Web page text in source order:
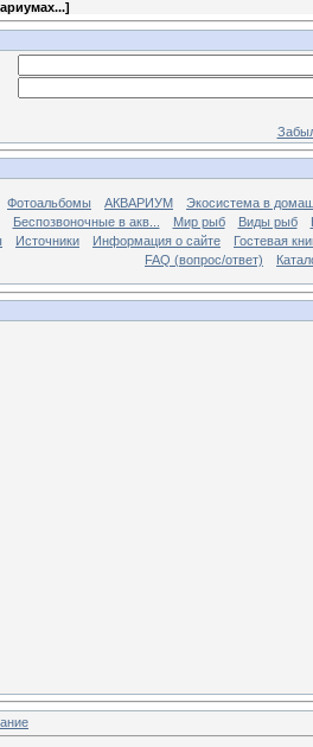
]
Фотоальбомы АКВАРИУМ
Экосистема в
Беспозвоночные в акв... Мир рыб Виды рыб
Источники Информация о сайте
Гостевая
FAQ (вопрос/ответ)